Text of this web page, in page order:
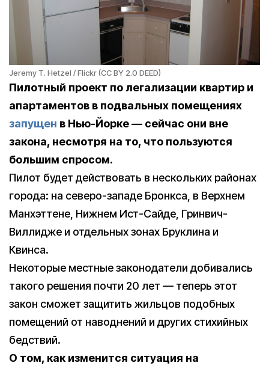
Jeremy T. Hetzel / Flickr (CC BY 2.0 DEED)
Пилотный проект по легализации квартир и
апартаментов в подвальных помещениях
запущен в Нью-Йорке — сейчас они вне
закона, несмотря на то, что пользуются
большим спросом.
Пилот будет действовать в нескольких районах
города: на северо-западе Бронкса, в Верхнем
Манхэттене, Нижнем Ист-Сайде, Гринвич-
Виллидже и отдельных зонах Бруклина и
Квинса.
Некоторые местные законодатели добивались
такого решения почти 20 лет — теперь этот
закон сможет защитить жильцов подобных
помещений от наводнений и других стихийных
бедствий.
О том, как изменится ситуация на